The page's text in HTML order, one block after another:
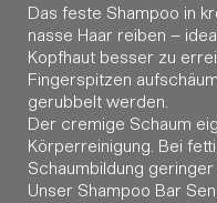
Das feste Shampoo in
nasse Haar reiben –
Kopfhaut besser zu
Fingerspitzen
gerubbelt werden.
Der cremige Schaum
Körperreinigung. Bei
Schaumbildung geringer
Unser Shampoo Bar